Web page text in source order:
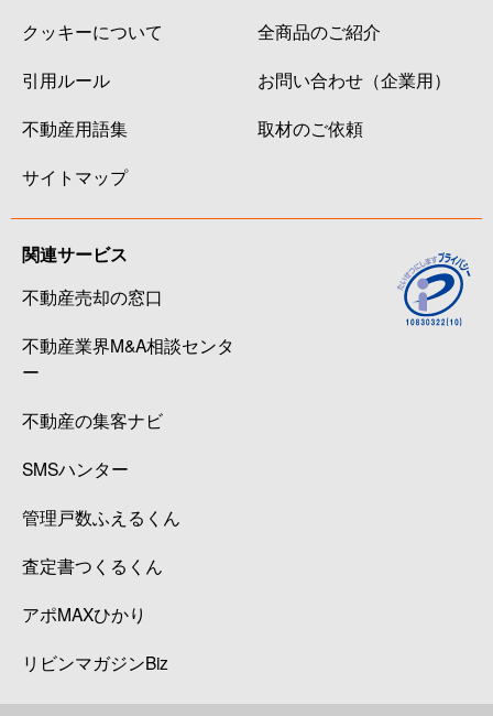
クッキーについて
引用ルール
不動産用語集
サイトマップ
全商品のご紹介
お問い合わせ（企業用）
取材のご依頼
関連サービス
不動産売却の窓口
不動産業界M&A相談センタ
ー
不動産の集客ナビ
SMSハンター
管理戸数ふえるくん
査定書つくるくん
アポMAXひかり
リビンマガジンBiz